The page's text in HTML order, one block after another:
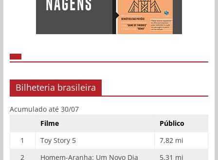
Bilheteria brasileira
Acumulado até 30/07
Filme
Público
1
Toy Story 5
7,82 mi
2
Homem-Aranha: Um Novo Dia
5,31 mi